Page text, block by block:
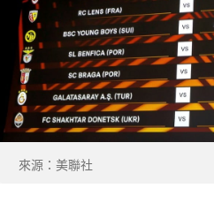
來源：美聯社